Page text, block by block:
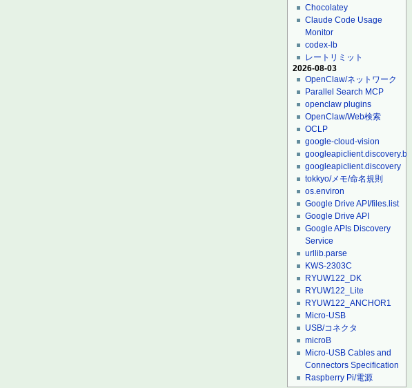
Chocolatey
Claude Code Usage
Monitor
codex-lb
レートリミット
2026-08-03
OpenClaw/ネットワーク
Parallel Search MCP
openclaw plugins
OpenClaw/Web検索
OCLP
google-cloud-vision
googleapiclient.discovery
tokkyo/メモ/命名規則
os.environ
Google Drive API/files.list
Google Drive API
Google APIs Discovery
Service
urllib.parse
KWS-2303C
RYUW122_DK
RYUW122_Lite
RYUW122_ANCHOR1
Micro-USB
USB/コネクタ
microB
Micro-USB Cables and
Connectors Specification
Raspberry Pi/電源